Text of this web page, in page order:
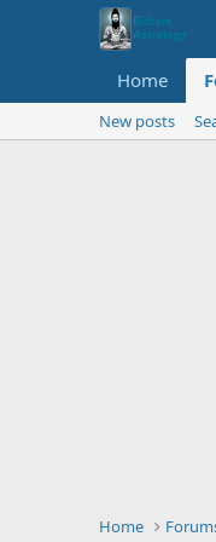
Home
New posts
Home